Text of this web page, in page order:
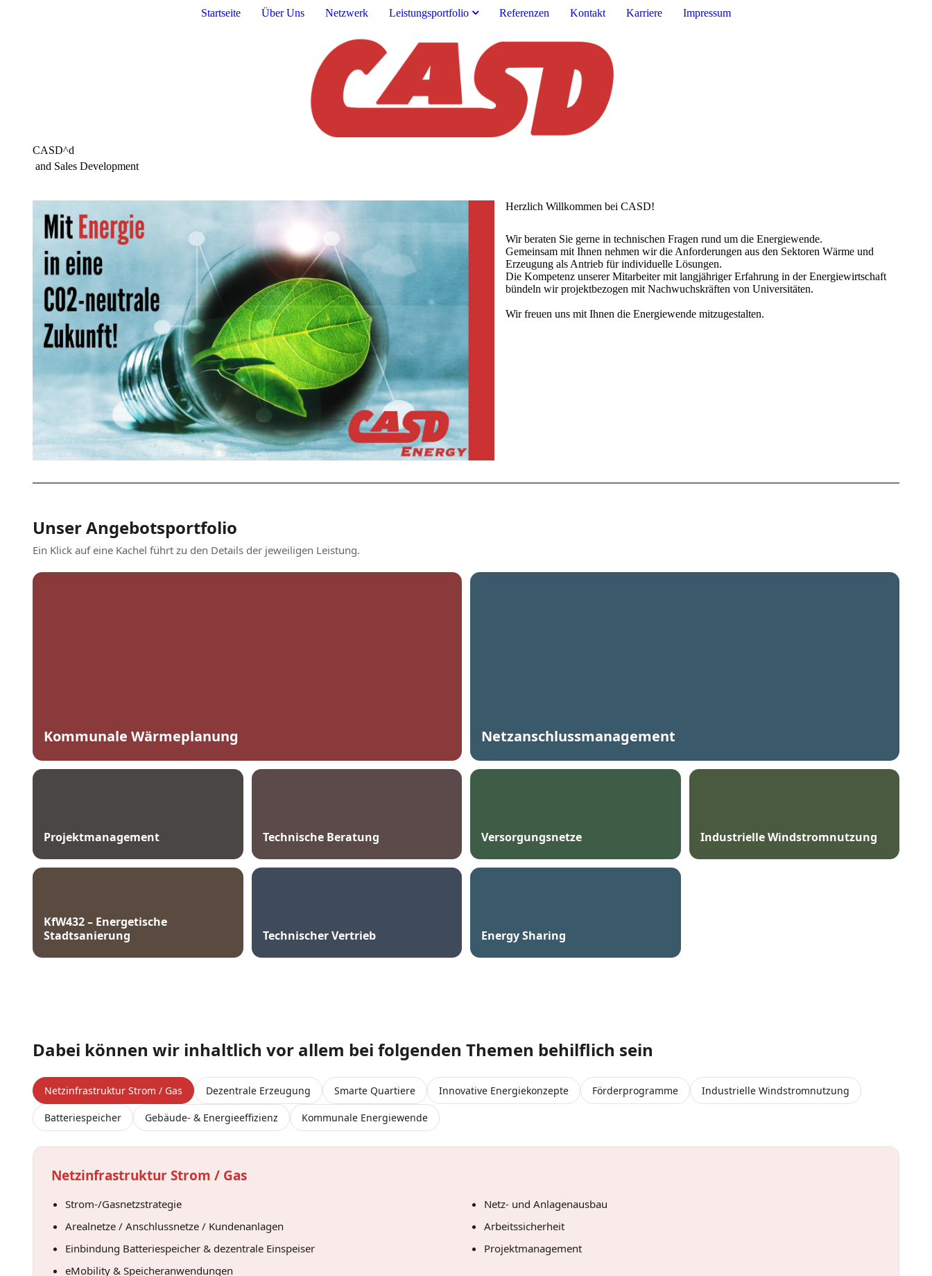
Startseite Über Uns Netzwerk Leistungsportfolio Referenzen Kontakt Karriere Impressum
CASD^d
and Sales Development
Herzlich Willkommen bei CASD!
Wir beraten Sie gerne in technischen Fragen rund um die Energiewende.
Gemeinsam mit Ihnen nehmen wir die Anforderungen aus den Sektoren Wärme und
Erzeugung als Antrieb für individuelle Lösungen.
Die Kompetenz unserer Mitarbeiter mit langjähriger Erfahrung in der Energiewirtschaft
bündeln wir projektbezogen mit Nachwuchskräften von Universitäten.
Wir freuen uns mit Ihnen die Energiewende mitzugestalten.